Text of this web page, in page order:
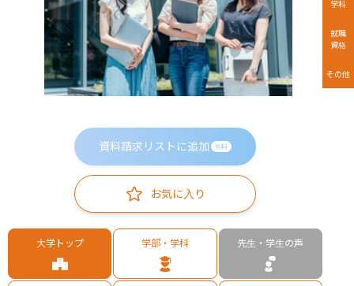
資料請求リストに追加 無料
お気に入り
大学トップ 学部・学科 先生・学生の声
学科
就職
資格
その他